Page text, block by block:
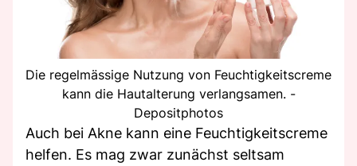
Die regelmässige Nutzung von Feuchtigkeitscreme
kann die Hautalterung verlangsamen. -
Depositphotos
Auch bei Akne kann eine Feuchtigkeitscreme
helfen. Es mag zwar zunächst seltsam